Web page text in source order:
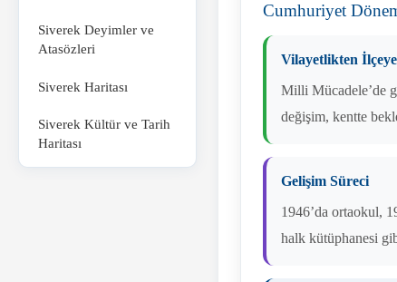
Siverek Deyimler ve
Atasözleri
Siverek Haritası
Siverek Kültür ve Tarih
Haritası
Cumhuriyet
Vilayetlikten İlçeye
Milli Mücadele’de
değişim, kentte
Gelişim Süreci
1946’da ortaokul,
halk kütüphanesi